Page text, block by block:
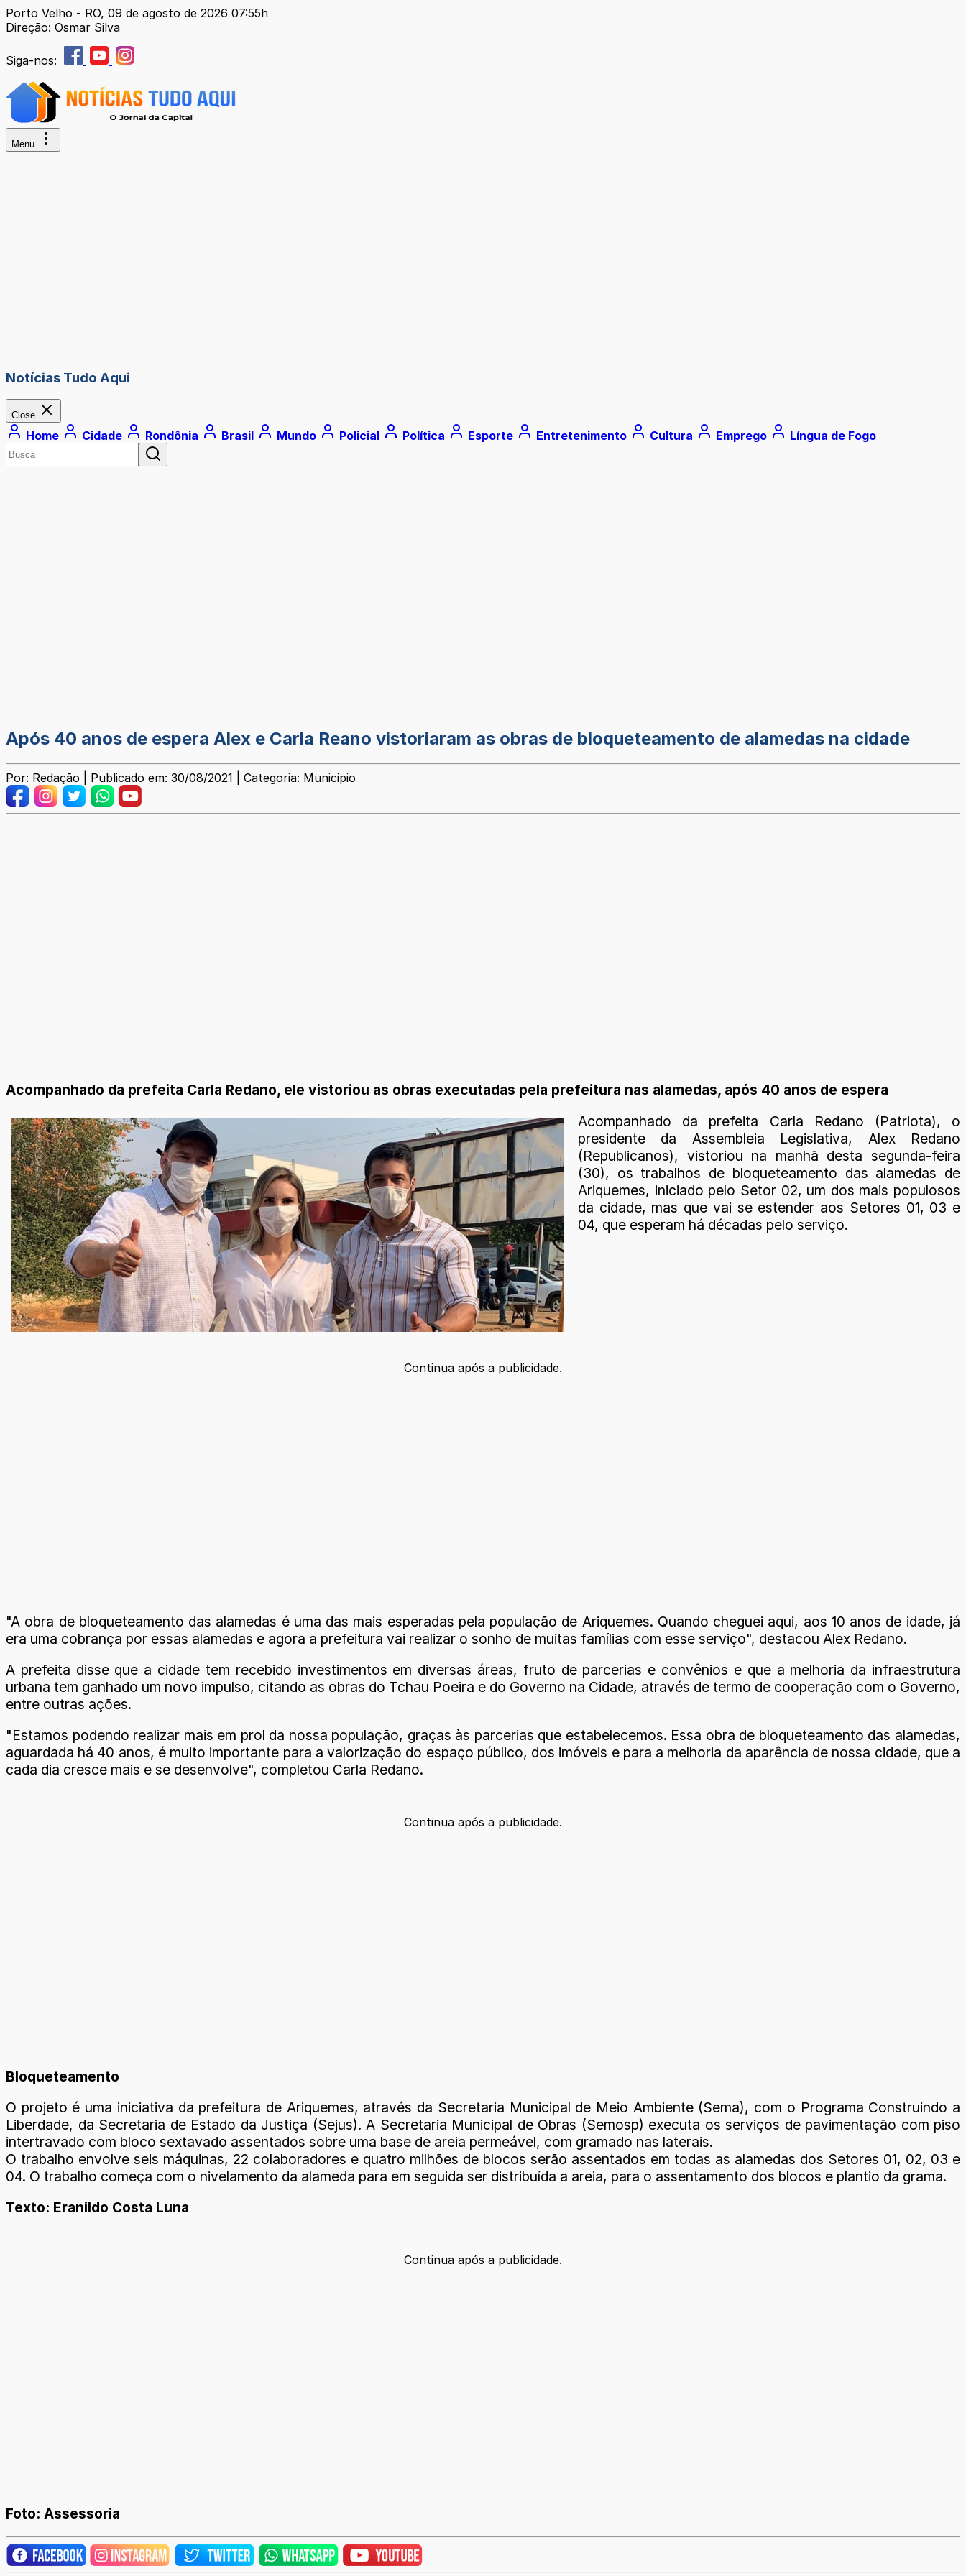
Porto Velho - RO, 09 de agosto de 2026 07:55h
Direção: Osmar Silva
Siga-nos:
Menu
Notícias Tudo Aqui
Close
Home Cidade Rondônia Brasil Mundo Policial Política Esporte Entretenimento Cultura Emprego Língua de Fogo
Após 40 anos de espera Alex e Carla Reano vistoriaram as obras de bloqueteamento de alamedas na cidade
Por: Redação | Publicado em: 30/08/2021 | Categoria: Municipio
Acompanhado da prefeita Carla Redano, ele vistoriou as obras executadas pela prefeitura nas alamedas, após 40 anos de espera
Acompanhado da prefeita Carla Redano (Patriota), o
presidente da Assembleia Legislativa, Alex Redano
(Republicanos), vistoriou na manhã desta segunda-feira
(30), os trabalhos de bloqueteamento das alamedas de
Ariquemes, iniciado pelo Setor 02, um dos mais populosos
da cidade, mas que vai se estender aos Setores 01, 03 e
04, que esperam há décadas pelo serviço.
Continua após a publicidade.
"A obra de bloqueteamento das alamedas é uma das mais esperadas pela população de Ariquemes. Quando cheguei aqui, aos 10 anos de idade, já
era uma cobrança por essas alamedas e agora a prefeitura vai realizar o sonho de muitas famílias com esse serviço", destacou Alex Redano.
A prefeita disse que a cidade tem recebido investimentos em diversas áreas, fruto de parcerias e convênios e que a melhoria da infraestrutura
urbana tem ganhado um novo impulso, citando as obras do Tchau Poeira e do Governo na Cidade, através de termo de cooperação com o Governo,
entre outras ações.
"Estamos podendo realizar mais em prol da nossa população, graças às parcerias que estabelecemos. Essa obra de bloqueteamento das alamedas,
aguardada há 40 anos, é muito importante para a valorização do espaço público, dos imóveis e para a melhoria da aparência de nossa cidade, que a
cada dia cresce mais e se desenvolve", completou Carla Redano.
Continua após a publicidade.
Bloqueteamento
O projeto é uma iniciativa da prefeitura de Ariquemes, através da Secretaria Municipal de Meio Ambiente (Sema), com o Programa Construindo a
Liberdade, da Secretaria de Estado da Justiça (Sejus). A Secretaria Municipal de Obras (Semosp) executa os serviços de pavimentação com piso
intertravado com bloco sextavado assentados sobre uma base de areia permeável, com gramado nas laterais.
O trabalho envolve seis máquinas, 22 colaboradores e quatro milhões de blocos serão assentados em todas as alamedas dos Setores 01, 02, 03 e
04. O trabalho começa com o nivelamento da alameda para em seguida ser distribuída a areia, para o assentamento dos blocos e plantio da grama.
Texto: Eranildo Costa Luna
Continua após a publicidade.
Foto: Assessoria